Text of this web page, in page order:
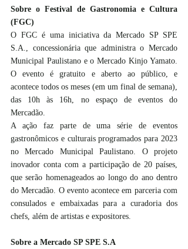
Sobre o Festival de Gastronomia e Cultura
(FGC)
O FGC é uma iniciativa da Mercado SP SPE
S.A., concessionária que administra o Mercado
Municipal Paulistano e o Mercado Kinjo Yamato.
O evento é gratuito e aberto ao público, e
acontece todos os meses (em um final de semana),
das 10h às 16h, no espaço de eventos do
Mercadão.
A ação faz parte de uma série de eventos
gastronômicos e culturais programados para 2023
no Mercado Municipal Paulistano. O projeto
inovador conta com a participação de 20 países,
que serão homenageados ao longo do ano dentro
do Mercadão. O evento acontece em parceria com
consulados e embaixadas para a curadoria dos
chefs, além de artistas e expositores.
Sobre a Mercado SP SPE S.A